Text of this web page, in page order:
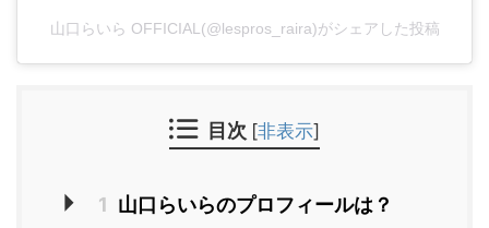
山口らいら OFFICIAL(@lespros_raira)がシェアした投稿
目次 [非表示]
1 山口らいらのプロフィールは？